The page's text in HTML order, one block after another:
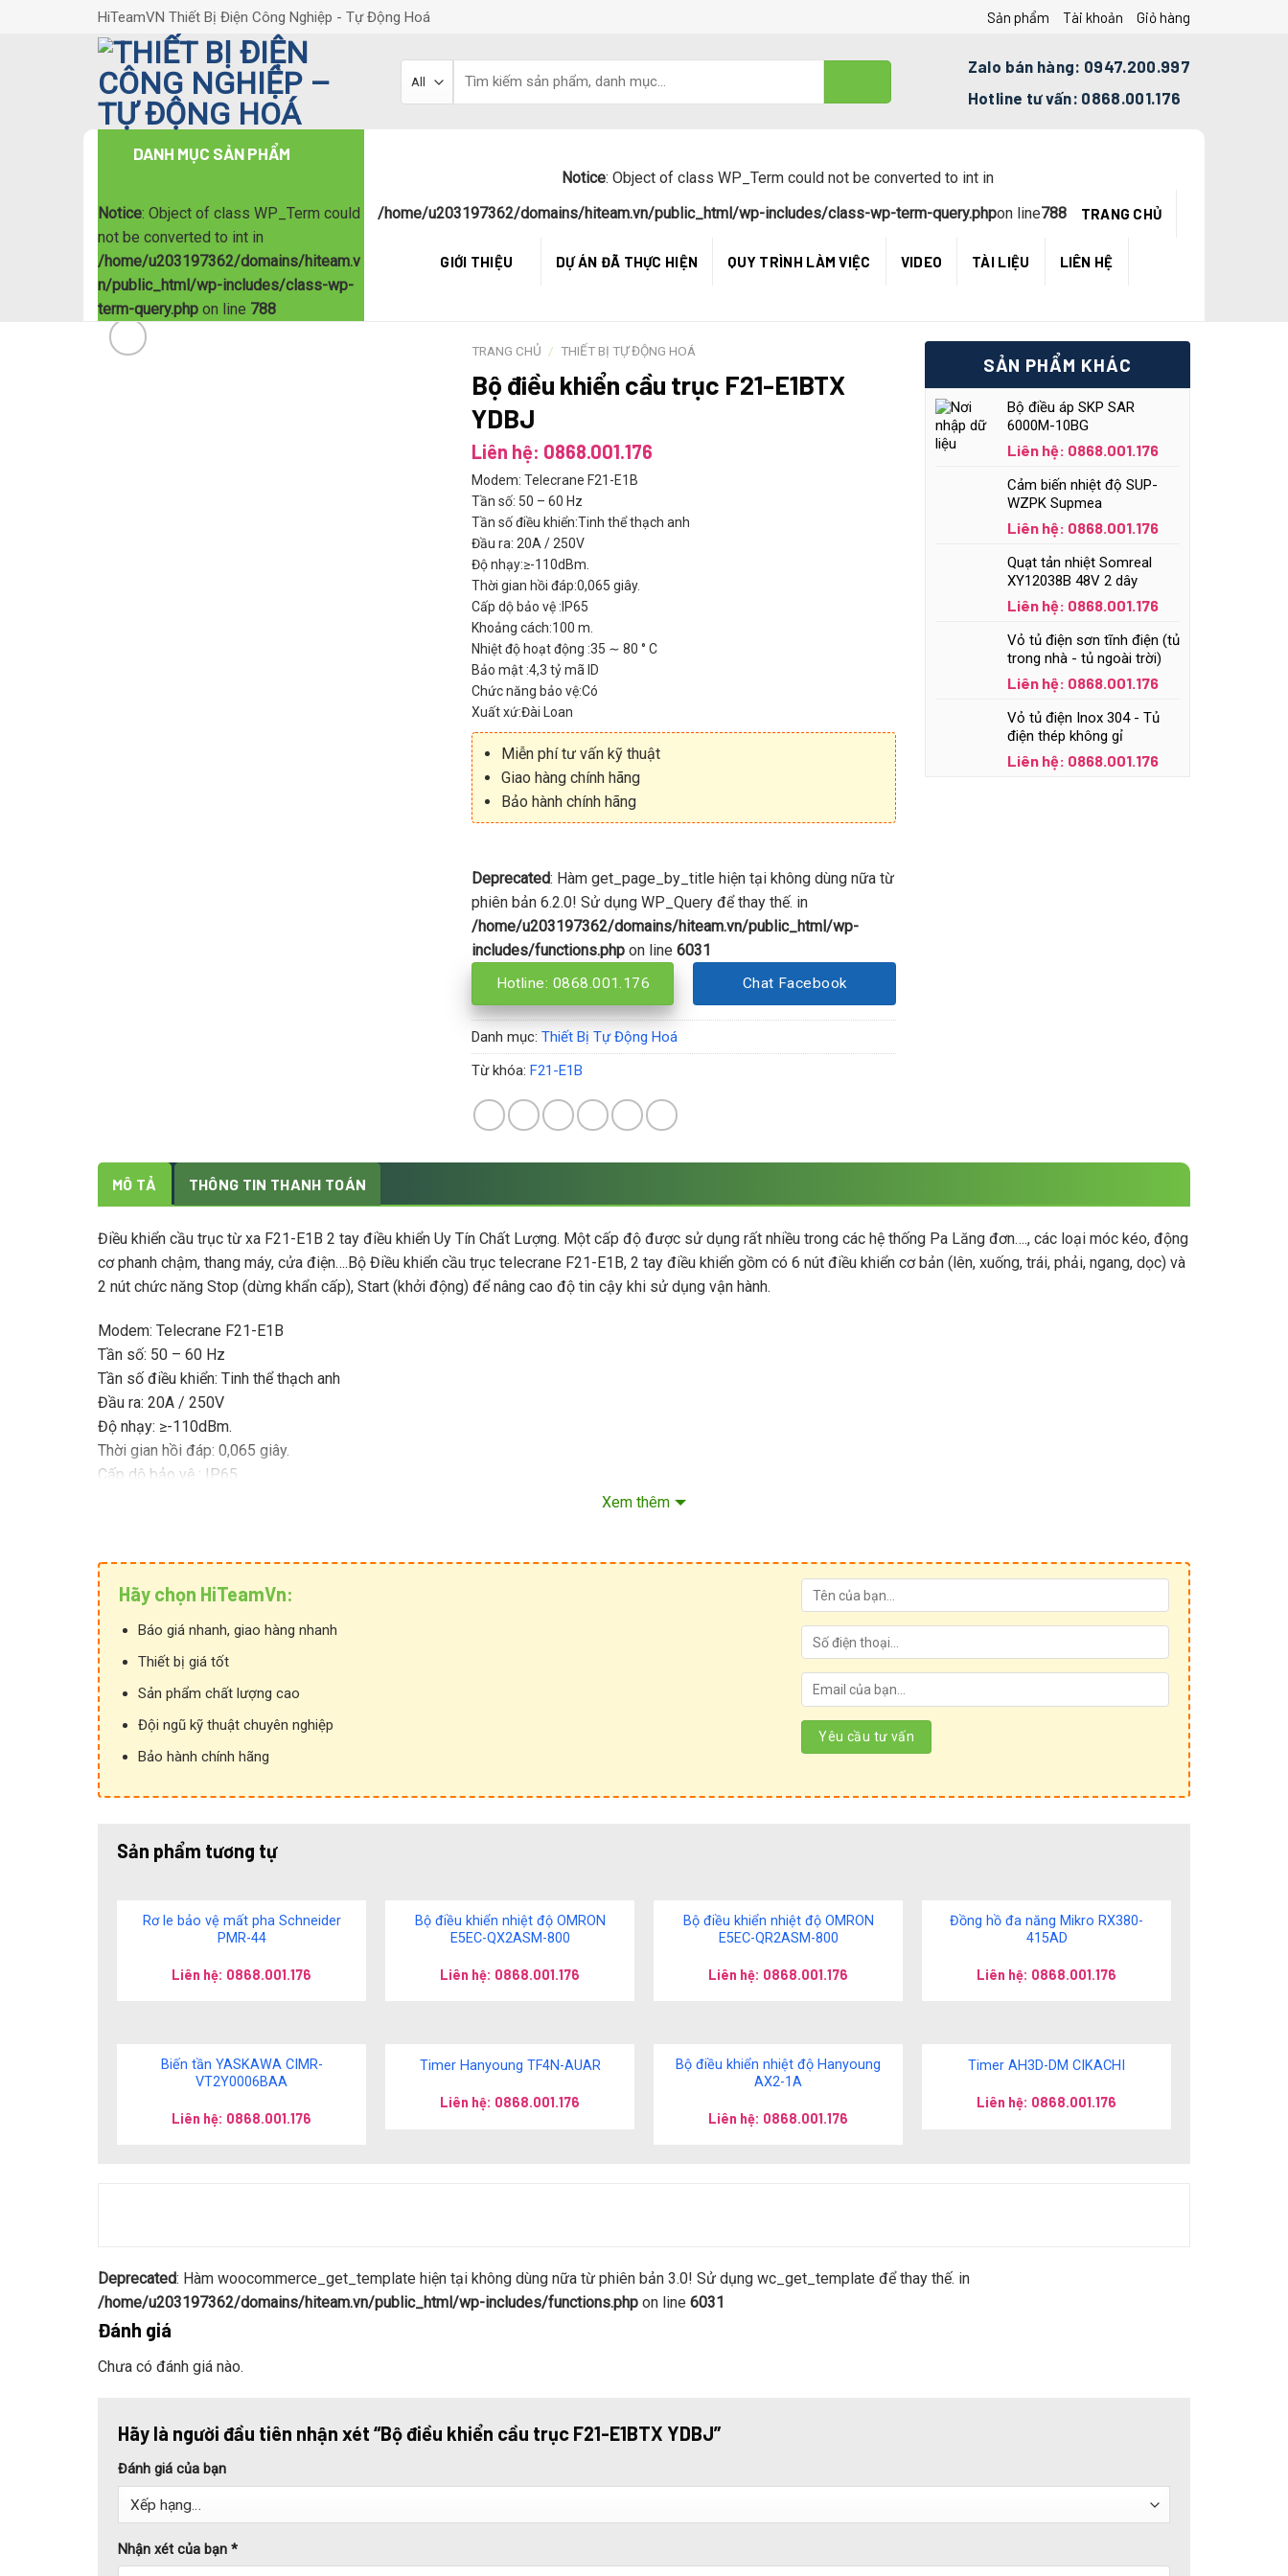
HiTeamVN Thiết Bị Điện Công Nghiệp - Tự Động Hoá Sản phẩm Tài khoản Giỏ hàng
Zalo bán hàng: 0947.200.997
Hotline tư vấn: 0868.001.176
DANH MỤC SẢN PHẨM
Notice: Object of class WP_Term could
not be converted to int in
/home/u203197362/domains/hiteam.v
n/public_html/wp-includes/class-wp-
term-query.php on line 788
Notice: Object of class WP_Term could not be converted to int in
/home/u203197362/domains/hiteam.vn/public_html/wp-includes/class-wp-term-query.phpon line788 TRANG CHỦ
GIỚI THIỆU DỰ ÁN ĐÃ THỰC HIỆN QUY TRÌNH LÀM VIỆC VIDEO TÀI LIỆU LIÊN HỆ
TRANG CHỦ / THIẾT BỊ TỰ ĐỘNG HOÁ
Bộ điều khiển cầu trục F21-E1BTX
YDBJ
Liên hệ: 0868.001.176
Modem: Telecrane F21-E1B
Tần số: 50 – 60 Hz
Tần số điều khiển:Tinh thể thạch anh
Đầu ra: 20A / 250V
Độ nhạy:≥-110dBm.
Thời gian hồi đáp:0,065 giây.
Cấp dộ bảo vệ :IP65
Khoảng cách:100 m.
Nhiệt độ hoạt động :35 ∼ 80 ° C
Bảo mật :4,3 tỷ mã ID
Chức năng bảo vệ:Có
Xuất xứ:Đài Loan
Miễn phí tư vấn kỹ thuật
Giao hàng chính hãng
Bảo hành chính hãng
Deprecated: Hàm get_page_by_title hiện tại không dùng nữa từ
phiên bản 6.2.0! Sử dụng WP_Query để thay thế. in
/home/u203197362/domains/hiteam.vn/public_html/wp-
includes/functions.phpon line 6031
Hotline: 0868.001.176 Chat Facebook
Danh mục: Thiết Bị Tự Động Hoá
Từ khóa: F21-E1B
SẢN PHẨM KHÁC
Bộ điều áp SKP SAR
6000M-10BG
Liên hệ: 0868.001.176
Cảm biến nhiệt độ SUP-
WZPK Supmea
Liên hệ: 0868.001.176
Quạt tản nhiệt Somreal
XY12038B 48V 2 dây
Liên hệ: 0868.001.176
Vỏ tủ điện sơn tĩnh điện (tủ
trong nhà - tủ ngoài trời)
Liên hệ: 0868.001.176
Vỏ tủ điện Inox 304 - Tủ
điện thép không gỉ
Liên hệ: 0868.001.176
MÔ TẢ THÔNG TIN THANH TOÁN
Điều khiển cầu trục từ xa F21-E1B 2 tay điều khiển Uy Tín Chất Lượng. Một cấp độ được sử dụng rất nhiều trong các hệ thống Pa Lăng đơn…., các loại móc kéo, động
cơ phanh chậm, thang máy, cửa điện….Bộ Điều khiển cầu trục telecrane F21-E1B, 2 tay điều khiển gồm có 6 nút điều khiển cơ bản (lên, xuống, trái, phải, ngang, dọc) và
2 nút chức năng Stop (dừng khẩn cấp), Start (khởi động) để nâng cao độ tin cậy khi sử dụng vận hành.
Modem: Telecrane F21-E1B
Tần số: 50 – 60 Hz
Tần số điều khiển: Tinh thể thạch anh
Đầu ra: 20A / 250V
Độ nhạy: ≥-110dBm.
Thời gian hồi đáp: 0,065 giây.
Cấp dộ bảo vệ : IP65
Chức năng bảo vệ: Có
Khóa an toàn có :Có
Xuất xứ: Đài Loan
Xem thêm
Hãy chọn HiTeamVn:
Báo giá nhanh, giao hàng nhanh
Thiết bị giá tốt
Sản phẩm chất lượng cao
Đội ngũ kỹ thuật chuyên nghiệp
Bảo hành chính hãng
Sản phẩm tương tự
Rơ le bảo vệ mất pha Schneider
PMR-44
Liên hệ: 0868.001.176
Bộ điều khiển nhiệt độ OMRON
E5EC-QX2ASM-800
Liên hệ: 0868.001.176
Bộ điều khiển nhiệt độ OMRON
E5EC-QR2ASM-800
Liên hệ: 0868.001.176
Đồng hồ đa năng Mikro RX380-
415AD
Liên hệ: 0868.001.176
Biến tần YASKAWA CIMR-
VT2Y0006BAA
Liên hệ: 0868.001.176
Timer Hanyoung TF4N-AUAR
Liên hệ: 0868.001.176
Bộ điều khiển nhiệt độ Hanyoung
AX2-1A
Liên hệ: 0868.001.176
Timer AH3D-DM CIKACHI
Liên hệ: 0868.001.176
Deprecated: Hàm woocommerce_get_template hiện tại không dùng nữa từ phiên bản 3.0! Sử dụng wc_get_template để thay thế. in
/home/u203197362/domains/hiteam.vn/public_html/wp-includes/functions.php on line 6031
Đánh giá
Chưa có đánh giá nào.
Hãy là người đầu tiên nhận xét “Bộ điều khiển cầu trục F21-E1BTX YDBJ”
Đánh giá của bạn
Nhận xét của bạn *